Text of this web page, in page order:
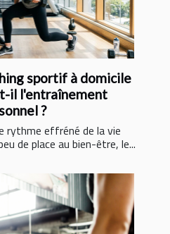
sportif à domicile
il l'entraînement
?
rythme effréné de la vie
de place au bien-être, le...